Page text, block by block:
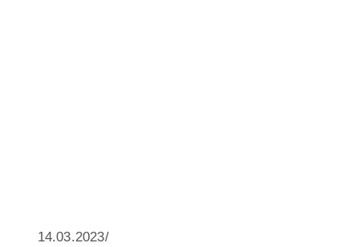
14.03.2023/